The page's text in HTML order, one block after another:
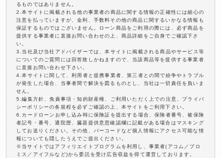
るものではありません。
2.本サイトに掲載される他の事業者の商品に関する情報の正確性には細心の
注意を払っていますが、金利、手数料その他の商品に関するいかなる情報も
保証するものではございません。ローン商品をご利用の際には、必ず商品を
提供する事業者に直接お問い合わせの上、商品詳細をご自身でご確認下さ
い。
3.当社及び当社アドバイザーでは、本サイトに掲載される商品やサービス等
についてのご質問には回答致しかねますので、当該商品等を提供する事業者
に直接お問い合わせ下さい。
4.本サイトに関して、利用者と提携事業者、第三者との間で紛争やトラブル
が発生した場合、当事者間で解決を図るものとし、当社は一切責任を負いま
せん。
5.編集方針、免責事項・知的財産権、ご利用いただく上での注意、プライバ
シーポリシーの各規程を必ずご確認の上、本サイトをご利用下さい。
6.カードローンお申し込み時に保険証を提出する場合、保険者番号、被保険
者記号・番号、通院歴、臓器提供意思確認欄に記載がある場合はマスキング
してお送りください。その他、バーコードなど個人情報にアクセス可能な情
報についても隠したうえでご提出ください。
※当サイトではアフィリエイトプログラムを利用し、事業者(アコム／プロ
ミス／アイフルなど)から委託を受け広告収益を得て運営しております。